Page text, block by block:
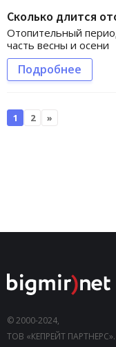
Cколько длится
Отопительный
часть весны и осени
Подробнее
1 2 »
© 2000-2024,
ТОВ «КЕПРЕЙТ ПАРТНЕРС».